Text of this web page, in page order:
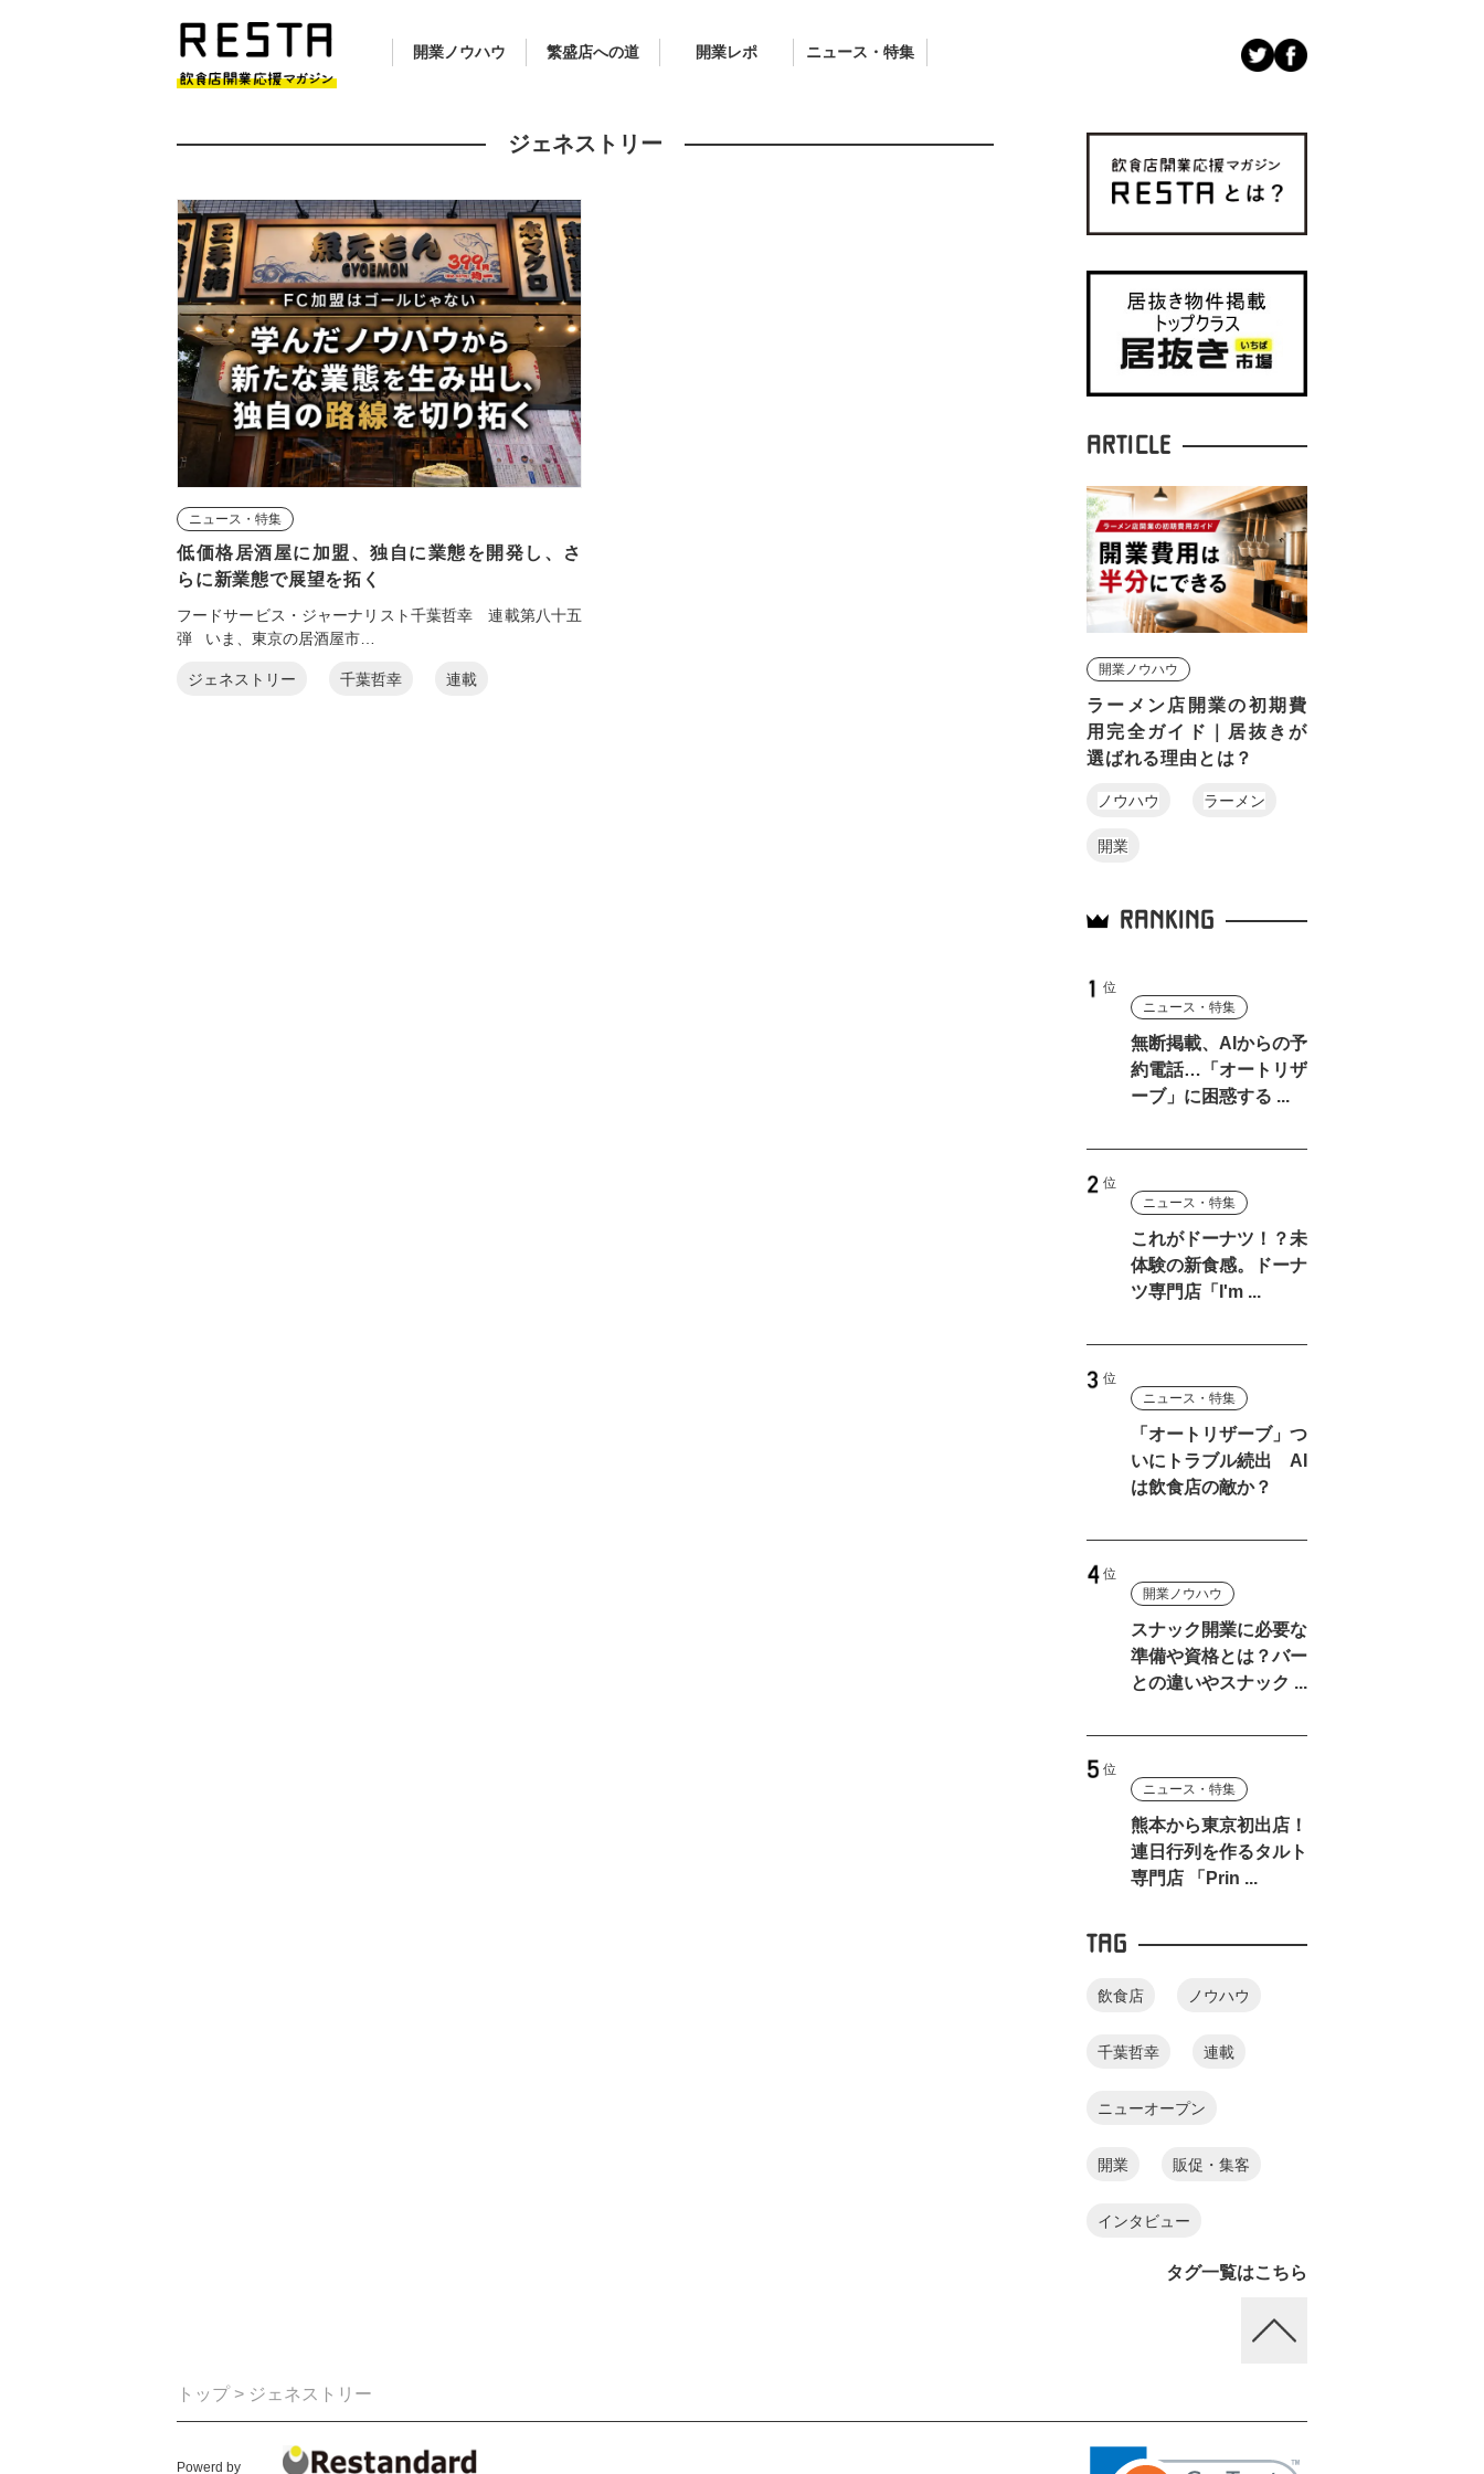
開業ノウハウ 繁盛店への道 開業レポ ニュース・特集
ジェネストリー
ニュース・特集
低価格居酒屋に加盟、独自に業態を開発し、さ
らに新業態で展望を拓く
フードサービス・ジャーナリスト千葉哲幸 連載第八十五
弾 いま、東京の居酒屋市…
ジェネストリー 千葉哲幸 連載
ARTICLE
開業ノウハウ
ラーメン店開業の初期費
用完全ガイド｜居抜きが
選ばれる理由とは？
ノウハウ ラーメン
開業
RANKING
ニュース・特集
無断掲載、AIからの予
約電話…「オートリザ
ーブ」に困惑する ...
ニュース・特集
これがドーナツ！？未
体験の新食感。ドーナ
ツ専門店「I'm ...
ニュース・特集
「オートリザーブ」つ
いにトラブル続出 AI
は飲食店の敵か？
開業ノウハウ
スナック開業に必要な
準備や資格とは？バー
との違いやスナック ...
ニュース・特集
熊本から東京初出店！
連日行列を作るタルト
専門店 「Prin ...
TAG
飲食店 ノウハウ
千葉哲幸 連載
ニューオープン
開業 販促・集客
インタビュー
タグ一覧はこちら
トップ> ジェネストリー
Powerd by